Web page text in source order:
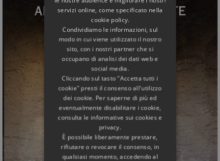
servizi online, come specificato nella
cookie policy.
Condividiamo le informazioni, sul
modo in cui viene utilizzato il nostro
sito, con i nostri partner che si
occupano di analisi dei dati web e
social media.
Cliccando sul tasto "Accetta tutti i
cookie" presti il consenso all'utilizzo
dei cookie. Per saperne di più ed
eventualmente disabilitare i cookie,
consulta le informative sui cookies e
privacy.
È possibile liberamente prestare,
rifiutare o revocare il consenso, in
qualsiasi momento, accedendo al